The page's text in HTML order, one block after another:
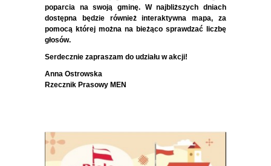
poparcia na swoją gminę. W najbliższych dniach
dostępna będzie również interaktywna mapa, za
pomocą której można na bieżąco sprawdzać liczbę
głosów.
Serdecznie zapraszam do udziału w akcji!
Anna Ostrowska
Rzecznik Prasowy MEN